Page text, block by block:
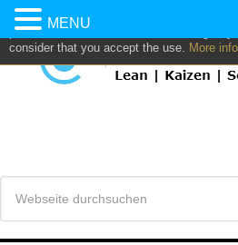
This website uses own and/or third parties
personalize content and/or advertising. If
consider that you accept the use. More
MENU